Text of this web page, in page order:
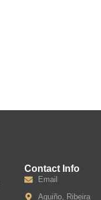
Contact Info
Email
Aguiño, Ribeira